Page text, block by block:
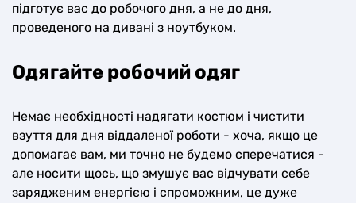
підготує вас до робочого дня, а не до дня,
проведеного на дивані з ноутбуком.
Одягайте робочий одяг
Немає необхідності надягати костюм і чистити
взуття для дня віддаленої роботи - хоча, якщо це
допомагає вам, ми точно не будемо сперечатися -
але носити щось, що змушує вас відчувати себе
зарядженим енергією і спроможним, це дуже